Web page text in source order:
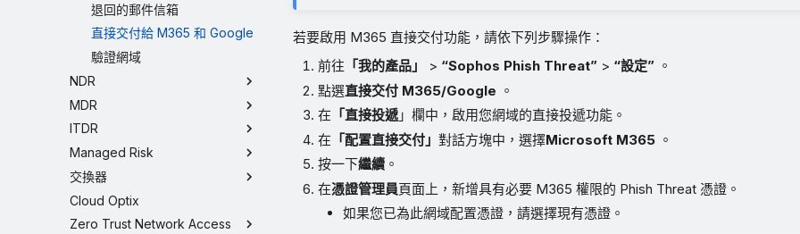
退回的郵件信箱
直接交付給 M365 和 Google
驗證網域
NDR
MDR
ITDR
Managed Risk
交換器
Cloud Optix
Zero Trust Network Access
若要啟用 M365 直接交付功能，請依下列步驟操作：
前往 「我的產品」 > “Sophos Phish Threat” > “設定” 。
點選直接交付 M365/Google 。
在 「直接投遞 」欄中，啟用您網域的直接投遞功能。
在 「配置直接交付」對話方塊中，選擇Microsoft M365 。
按一下繼續 。
在憑證管理員頁面上，新增具有必要 M365 權限的 Phish Threat 憑證。
如果您已為此網域配置憑證，請選擇現有憑證。